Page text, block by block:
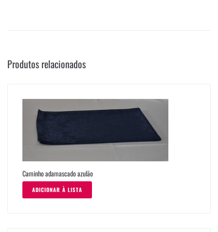
Produtos relacionados
Caminho adamascado azulão
ADICIONAR À LISTA